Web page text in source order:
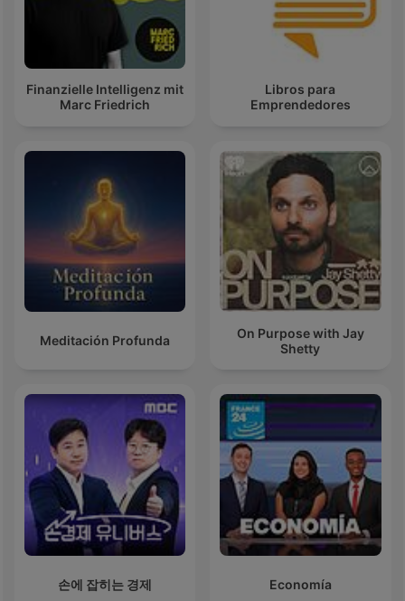
Finanzielle Intelligenz mit
Marc Friedrich
Libros para
Emprendedores
Meditación Profunda
On Purpose with Jay
Shetty
손에 잡히는 경제 Economía